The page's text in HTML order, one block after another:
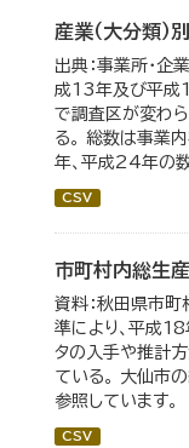
産業（大分類）
出典：事業所・企
成13年及び平成
で調査区が変わ
る。 総数は事業
年、平成24年の
CSV
市町村内総生産
資料：秋田県市
準により、平成
タの入手や推計方
ている。 大仙市
参照しています。
CSV